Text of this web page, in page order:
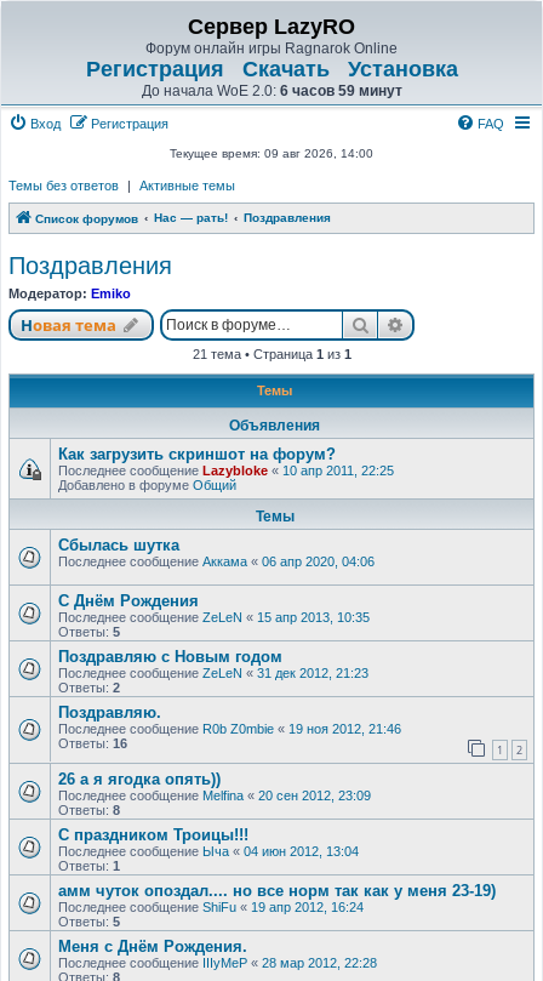
Сервер LazyRO
Форум онлайн игры Ragnarok Online
Регистрация Скачать Установка
До начала WoE 2.0: 6 часов 59 минут
Вход Регистрация FAQ
Текущее время: 09 авг 2026, 14:00
Темы без ответов | Активные темы
Список форумов Нас — рать! Поздравления
Поздравления
Модератор: Emiko
Новая тема ПоискРасширенный
21 тема • Страница 1 из 1
Темы
Объявления
Как загрузить скриншот на форум?
Последнее сообщение Lazybloke « 10 апр 2011, 22:25
Добавлено в форуме Общий
Темы
Сбылась шутка
Последнее сообщение Аккама « 06 апр 2020, 04:06
С Днём Рождения
Последнее сообщение ZeLeN « 15 апр 2013, 10:35
Ответы: 5
Поздравляю с Новым годом
Последнее сообщение ZeLeN « 31 дек 2012, 21:23
Ответы: 2
Поздравляю.
Последнее сообщение R0b Z0mbie « 19 ноя 2012, 21:46
Ответы: 16 1 2
26 а я ягодка опять))
Последнее сообщение Melfina « 20 сен 2012, 23:09
Ответы: 8
С праздником Троицы!!!
Последнее сообщение Ыча « 04 июн 2012, 13:04
Ответы: 1
амм чуток опоздал.... но все норм так как у меня 23-19)
Последнее сообщение ShiFu « 19 апр 2012, 16:24
Ответы: 5
Меня с Днём Рождения.
Последнее сообщение IIIyMeP « 28 мар 2012, 22:28
Ответы: 8